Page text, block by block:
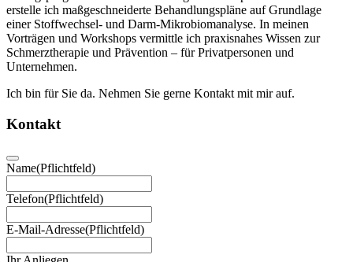
erstelle ich maßgeschneiderte Behandlungspläne auf Grundlage
einer Stoffwechsel- und Darm-Mikrobiomanalyse. In meinen
Vorträgen und Workshops vermittle ich praxisnahes Wissen zur
Schmerztherapie und Prävention – für Privatpersonen und
Unternehmen.
Ich bin für Sie da. Nehmen Sie gerne Kontakt mit mir auf.
Kontakt
Name(Pflichtfeld)
Telefon(Pflichtfeld)
E-Mail-Adresse(Pflichtfeld)